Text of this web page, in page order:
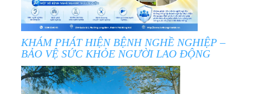
KHÁM PHÁT HIỆN BỆNH NGHỀ NGHIỆP –
BẢO VỆ SỨC KHỎE NGƯỜI LAO ĐỘNG